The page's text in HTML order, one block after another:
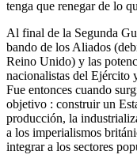
tenga que renegar de lo
Al final de la Segunda
bando de los Aliados
Reino Unido) y las
nacionalistas del Ejército
Fue entonces cuando
objetivo : construir un
producción, la
a los imperialismos
integrar a los sectores